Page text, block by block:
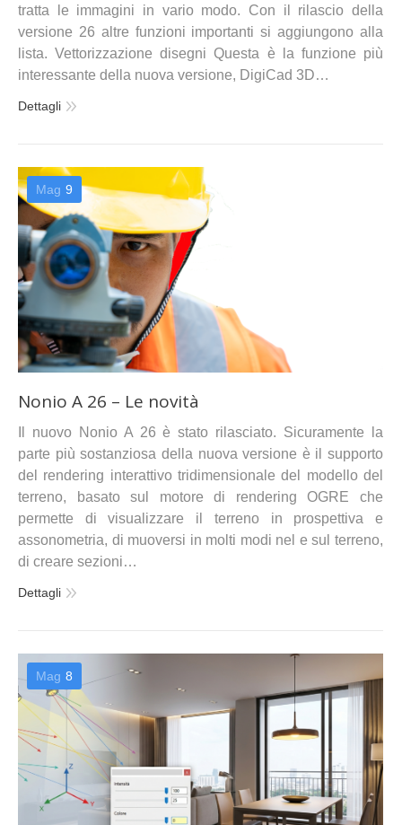
tratta le immagini in vario modo. Con il rilascio della
versione 26 altre funzioni importanti si aggiungono alla
lista. Vettorizzazione disegni Questa è la funzione più
interessante della nuova versione, DigiCad 3D…
Dettagli
Mag 9
Nonio A 26 – Le novità
Il nuovo Nonio A 26 è stato rilasciato. Sicuramente la
parte più sostanziosa della nuova versione è il supporto
del rendering interattivo tridimensionale del modello del
terreno, basato sul motore di rendering OGRE che
permette di visualizzare il terreno in prospettiva e
assonometria, di muoversi in molti modi nel e sul terreno,
di creare sezioni…
Dettagli
Mag 8